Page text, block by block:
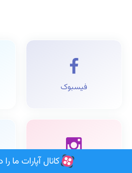
کانال آپارات ما
فیسبوک
اینستاگرام